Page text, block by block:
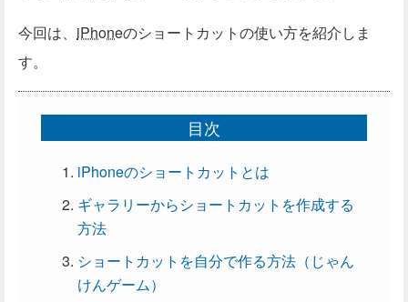
今回は、 iPhoneのショートカットの使い方を紹介しま
す。
目次
iPhoneのショートカットとは
ギャラリーからショートカットを作成する
方法
ショートカットを自分で作る方法（じゃん
けんゲーム）